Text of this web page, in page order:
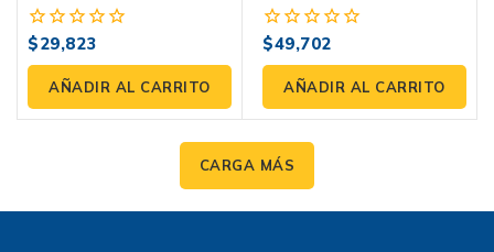
5 HP, 120 PSI 220V / 2
Fases
0
fuera
5
$29,823
AÑADIR AL CARRITO
HP: El Máximo Poder En
Campo
0
fuera
5
$49,702
AÑADIR AL CARRITO
CARGA MÁS